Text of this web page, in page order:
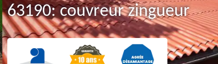
63190: couvreur zingueur